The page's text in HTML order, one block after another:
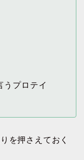
うプロテイ
を押さえておく